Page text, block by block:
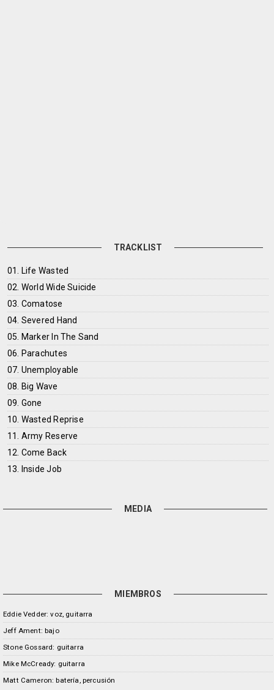
TRACKLIST
01. Life Wasted
02. World Wide Suicide
03. Comatose
04. Severed Hand
05. Marker In The Sand
06. Parachutes
07. Unemployable
08. Big Wave
09. Gone
10. Wasted Reprise
11. Army Reserve
12. Come Back
13. Inside Job
MEDIA
MIEMBROS
Eddie Vedder: voz, guitarra
Jeff Ament: bajo
Stone Gossard: guitarra
Mike McCready: guitarra
Matt Cameron: batería, percusión